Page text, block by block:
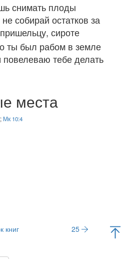
снимать плоды
собирай остатков за
сироте
ты был рабом в земле
повелеваю тебе делать
места
; Мк 10:4
книг 25